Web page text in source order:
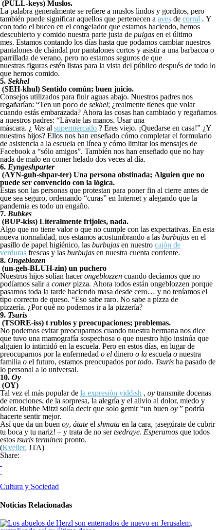
(PULL-keys) Muslos.
La palabra generalmente se refiere a muslos lindos y gorditos, pero
también puede significar aquellos que pertenecen a aves de corral . Y
con todo el buceo en el congelador que estamos haciendo, hemos
descubierto y comido nuestra parte justa de pulgas en el último
mes. Estamos contando los días hasta que podamos cambiar nuestros
pantalones de chándal por pantalones cortos y asistir a una barbacoa o
parrillada de verano, pero no estamos seguros de que
nuestras figuras estén listas para la vista del público después de todo lo
que hemos comido.
5. Sekhel
(SEH-khul) Sentido común; buen juicio.
Consejos utilizados para fluir aguas abajo. Nuestros padres nos
regañarían: “Ten un poco de sekhel; ¿realmente tienes que volar
cuando estás embarazada? Ahora las cosas han cambiado y regañamos
a nuestros padres: “Lávate las manos. Usar una
máscara. ¿ Vas al supermercado ? Eres viejo. ¡Quedarse en casa!” ¿Y
nuestros hijos? Ellos nos han enseñado cómo completar el formulario
de asistencia a la escuela en línea y cómo limitar los mensajes de
Facebook a “sólo amigos”. También nos han enseñado que no hay
nada de malo en comer helado dos veces al día.
6. Eyngeshparter
(AYN-guh-shpar-ter) Una persona obstinada; Alguien que no
puede ser convencido con la lógica.
Estas son las personas que protestan para poner fin al cierre antes de
que sea seguro, ordenando “curas” en Internet y alegando que la
pandemia es todo un engaño.
7. Bubkes
(BUP-kiss) Literalmente frijoles, nada.
Algo que no tiene valor o que no cumple con las expectativas. En esta
nueva normalidad, nos estamos acostumbrando a las burbujas en el
pasillo de papel higiénico, las burbujas en nuestro cajón de
verduras frescas y las burbujas en nuestra cuenta corriente.
8. Ongeblozen
(un-geh-BLUH-zin) un puchero
Nuestros hijos solían hacerongeblozzen cuando decíamos que no
podíamos salir a comerpizza. Ahora todos están ongeblozzen porque
pasamos toda la tarde haciendo masa desde cero… y no teníamos el
tipo correcto de queso. “Eso sabe raro. No sabe a pizza de
pizzería. ¿Por qué no podemos ir a la pizzería?
9. Tsuris
(TSORE-iss) t rublos y preocupaciones; problemas.
No podemos evitar preocuparnos cuando nuestra hermana nos dice
que tuvo una mamografía sospechosa o que nuestro hijo insinúa que
alguien lo intimidó en la escuela. Pero en estos días, en lugar de
preocuparnos por la enfermedad o el dinero o la escuela o nuestra
familia o el futuro, estamos preocupados portodo. Tsuris ha pasado de
lo personal a lo universal.
10. Oy
(OY)
Tal vez el más popular de la expresión yiddish , oy transmite docenas
de emociones, de la sorpresa, la alegría y el alivio al dolor, miedo y
dolor. Bubbe Mitzi solía decir que solo gemir “un buen oy ” podría
hacerte sentir mejor.
Así que da un buen oy, átate el shmata en la cara, ¡asegúrate de cubrir
tu boca y tu nariz! – y trata de no sertsedraye. Esperamos que todos
estos tsuris terminen pronto.
(Kveller. JTA)
Share:
Cultura y Sociedad
Noticias Relacionadas